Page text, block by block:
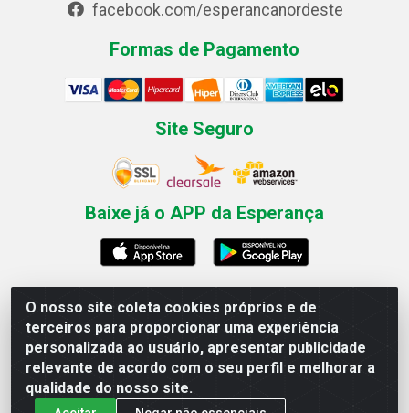
O nosso site coleta cookies próprios e de
terceiros para proporcionar uma experiência
personalizada ao usuário, apresentar publicidade
relevante de acordo com o seu perfil e melhorar a
qualidade do nosso site.
facebook.com/esperancanordeste
Formas de Pagamento
Site Seguro
Baixe já o APP da Esperança
Esperança Nordeste - Rua Professor Caldas Filho, 291 -
Estância - Recife / PE CEP: 50771-335 - CNPJ
03.666.136/0001-23